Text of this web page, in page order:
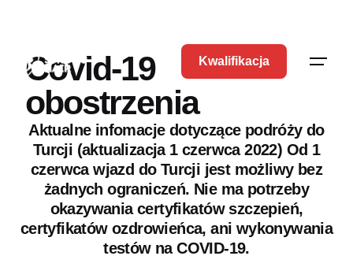
Kwalifikacja
Covid-19
obostrzenia
Aktualne infomacje dotyczące podróży do
Turcji (aktualizacja 1 czerwca 2022) Od 1
czerwca wjazd do Turcji jest możliwy bez
żadnych ograniczeń. Nie ma potrzeby
okazywania certyfikatów szczepień,
certyfikatów ozdrowieńca, ani wykonywania
testów na COVID-19.